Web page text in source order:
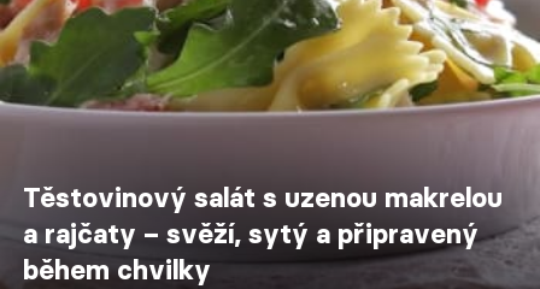
Těstovinový salát s uzenou makrelou
a rajčaty – svěží, sytý a připravený
během chvilky